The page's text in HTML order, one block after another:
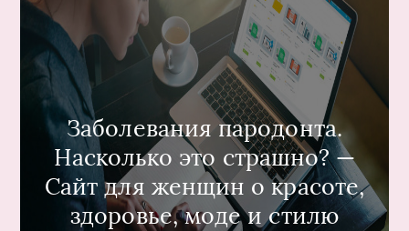
Заболевания пародонта.
Насколько это страшно? —
Сайт для женщин о красоте,
здоровье, моде и стилю